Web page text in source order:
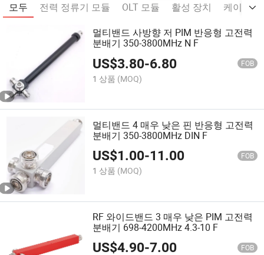
모두 전력 정류기 모듈 OLT 모듈 활성 장치 케이블
멀티밴드 사방향 저 PIM 반응형 고전력
분배기 350-3800MHz N F
US$3.80-6.80 FOB
1 상품 (MOQ)
멀티밴드 4 매우 낮은 핀 반응형 고전력
분배기 350-3800MHz DIN F
US$1.00-11.00 FOB
1 상품 (MOQ)
RF 와이드밴드 3 매우 낮은 PIM 고전력
분배기 698-4200MHz 4.3-10 F
US$4.90-7.00 FOB